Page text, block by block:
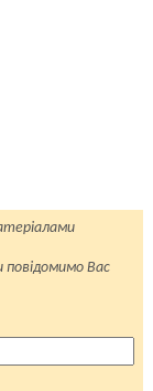
повідомимо Вас